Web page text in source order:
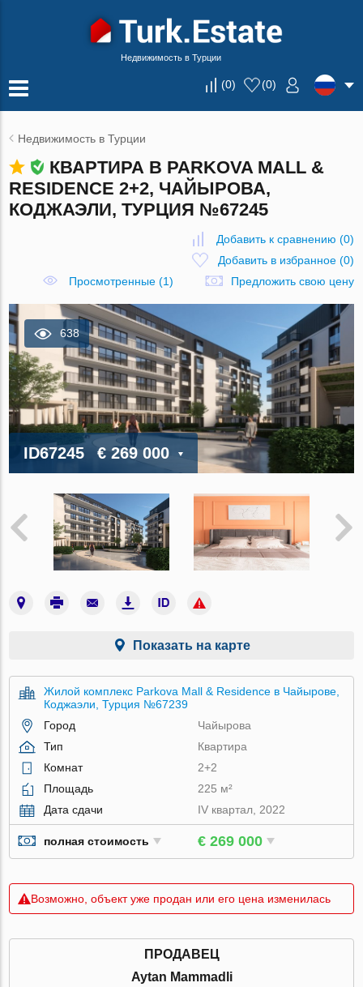
Недвижимость в Турции
(0) (0)
Недвижимость в Турции
КВАРТИРА В PARKOVA MALL &
RESIDENCE 2+2, ЧАЙЫРОВА,
КОДЖАЭЛИ, ТУРЦИЯ №67245
Добавить к сравнению (0)
Добавить в избранное(0)
Просмотренные (1)
Предложить свою цену
638
ID67245 € 269 000
Показать на карте
Жилой комплекс Parkova Mall & Residence в Чайырове,
Коджаэли, Турция №67239
Город
Чайырова
Тип
Квартира
Комнат
2+2
Площадь
225 м²
Дата сдачи
IV квартал, 2022
полная стоимость € 269 000
Возможно, объект уже продан или его цена изменилась
ПРОДАВЕЦ
Aytan Mammadli